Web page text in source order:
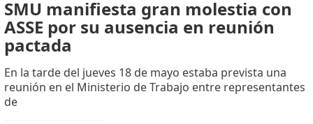
SMU manifiesta gran molestia con
ASSE por su ausencia en reunión
pactada
En la tarde del jueves 18 de mayo estaba prevista una
reunión en el Ministerio de Trabajo entre representantes
de